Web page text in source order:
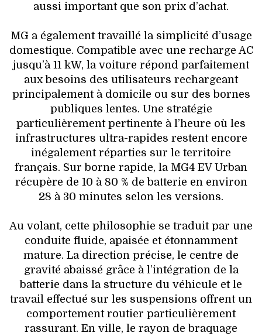
aussi important que son prix d’achat.
MG a également travaillé la simplicité d’usage
domestique. Compatible avec une recharge AC
jusqu’à 11 kW, la voiture répond parfaitement
aux besoins des utilisateurs rechargeant
principalement à domicile ou sur des bornes
publiques lentes. Une stratégie
particulièrement pertinente à l’heure où les
infrastructures ultra-rapides restent encore
inégalement réparties sur le territoire
français. Sur borne rapide, la MG4 EV Urban
récupère de 10 à 80 % de batterie en environ
28 à 30 minutes selon les versions.
Au volant, cette philosophie se traduit par une
conduite fluide, apaisée et étonnamment
mature. La direction précise, le centre de
gravité abaissé grâce à l’intégration de la
batterie dans la structure du véhicule et le
travail effectué sur les suspensions offrent un
comportement routier particulièrement
rassurant. En ville, le rayon de braquage